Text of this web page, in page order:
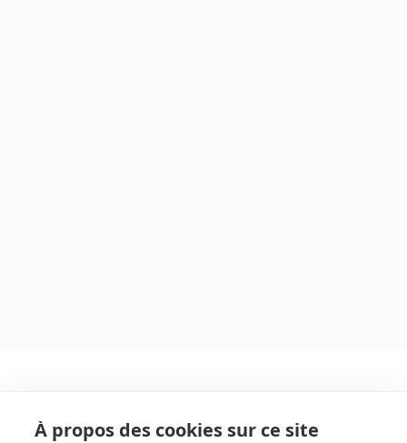
À propos des cookies sur ce site